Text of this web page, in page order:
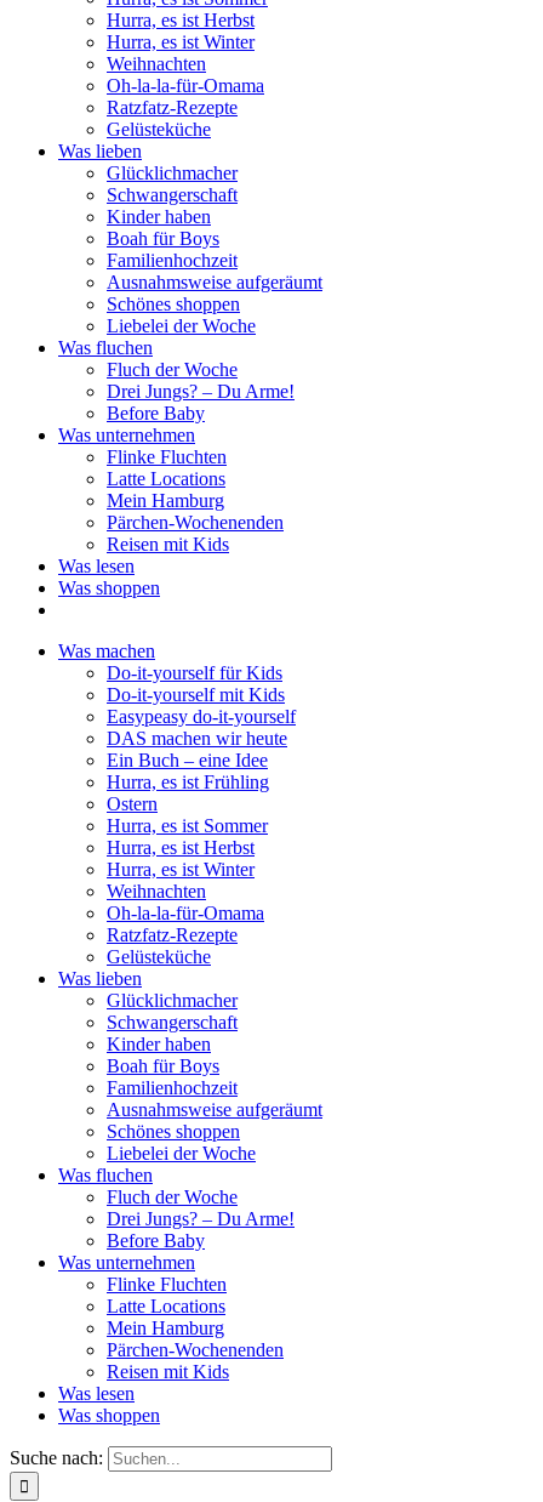
Hurra, es ist Herbst
Hurra, es ist Winter
Weihnachten
Oh-la-la-für-Omama
Ratzfatz-Rezepte
Gelüsteküche
Was lieben
Glücklichmacher
Schwangerschaft
Kinder haben
Boah für Boys
Familienhochzeit
Ausnahmsweise aufgeräumt
Schönes shoppen
Liebelei der Woche
Was fluchen
Fluch der Woche
Drei Jungs? – Du Arme!
Before Baby
Was unternehmen
Flinke Fluchten
Latte Locations
Mein Hamburg
Pärchen-Wochenenden
Reisen mit Kids
Was lesen
Was shoppen
Was machen
Do-it-yourself für Kids
Do-it-yourself mit Kids
Easypeasy do-it-yourself
DAS machen wir heute
Ein Buch – eine Idee
Hurra, es ist Frühling
Ostern
Hurra, es ist Sommer
Hurra, es ist Herbst
Hurra, es ist Winter
Weihnachten
Oh-la-la-für-Omama
Ratzfatz-Rezepte
Gelüsteküche
Was lieben
Glücklichmacher
Schwangerschaft
Kinder haben
Boah für Boys
Familienhochzeit
Ausnahmsweise aufgeräumt
Schönes shoppen
Liebelei der Woche
Was fluchen
Fluch der Woche
Drei Jungs? – Du Arme!
Before Baby
Was unternehmen
Flinke Fluchten
Latte Locations
Mein Hamburg
Pärchen-Wochenenden
Reisen mit Kids
Was lesen
Was shoppen
Suche nach: